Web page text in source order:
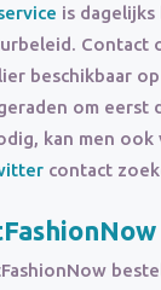
is
Contact
beschikbaar
om eerst
kan men ook
contact